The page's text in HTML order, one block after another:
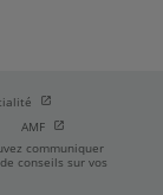
Ouvrir dans une
une nouvelle fenetre
AMF Ouvrir dans une
communiquer
conseils sur vos